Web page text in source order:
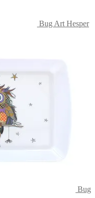
Bug Art Hesper
Bug